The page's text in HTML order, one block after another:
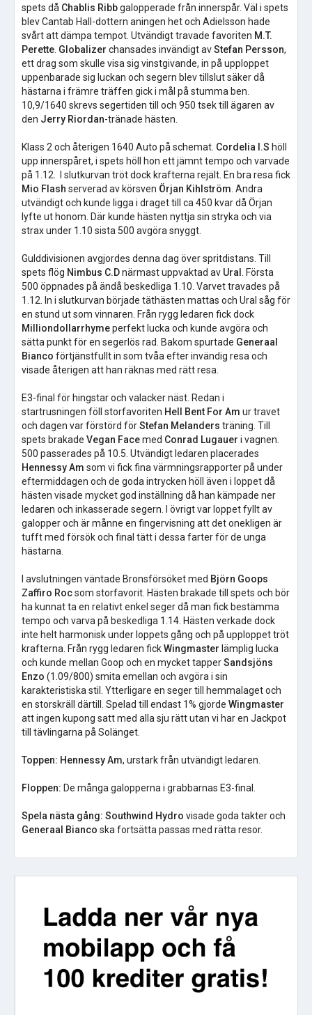
spets då Chablis Ribbgalopperade från innerspår. Väl i spets
blev Cantab Hall-dottern aningen het och Adielsson hade
svårt att dämpa tempot. Utvändigt travade favoriten M.T.
Perette Globalizer chansades invändigt avStefan Persson,
ett drag som skulle visa sig vinstgivande, in på upploppet
uppenbarade sig luckan och segern blev tillslut säker då
hästarna i främre träffen gick i mål på stumma ben.
10,9/1640 skrevs segertiden till och 950 tsek till ägaren av
den Jerry Riordan-tränade hästen.
Klass 2 och återigen 1640 Auto på schemat. Cordelia I.S höll
upp innerspåret, i spets höll hon ett jämnt tempo och varvade
på 1.12. I slutkurvan tröt dock krafterna rejält. En bra resa fick
Mio Flash serverad av körsven Örjan Kihlström . Andra
utvändigt och kunde ligga i draget till ca 450 kvar då Örjan
lyfte ut honom. Där kunde hästen nyttja sin stryka och via
strax under 1.10 sista 500 avgöra snyggt.
Gulddivisionen avgjordes denna dag över spritdistans. Till
spets flög Nimbus C.Dnärmast uppvaktad av Ural
. Första
500 öppnades på ändå beskedliga 1.10. Varvet travades på
1.12. In i slutkurvan började täthästen mattas och Ural såg för
en stund ut som vinnaren. Från rygg ledaren fick dock
Milliondollarrhymeperfekt lucka och kunde avgöra och
sätta punkt för en segerlös rad. Bakom spurtade Generaal
Bianco förtjänstfullt in som tvåa efter invändig resa och
visade återigen att han räknas med rätt resa.
E3-final för hingstar och valacker näst. Redan i
startrusningen föll storfavoriten Hell Bent For Am ur travet
och dagen var förstörd förStefan Melanders träning. Till
spets brakade Vegan Facemed Conrad Lugauer i vagnen.
500 passerades på 10.5. Utvändigt ledaren placerades
Hennessy Am som vi fick fina värmningsrapporter på under
eftermiddagen och de goda intrycken höll även i loppet då
hästen visade mycket god inställning då han kämpade ner
ledaren och inkasserade segern. I övrigt var loppet fyllt av
galopper och är månne en fingervisning att det onekligen är
tufft med försök och final tätt i dessa farter för de unga
hästarna.
I avslutningen väntade Bronsförsöket med Björn Goops
Zaffiro Rocsom storfavorit. Hästen brakade till spets och bör
ha kunnat ta en relativt enkel seger då man fick bestämma
tempo och varva på beskedliga 1.14. Hästen verkade dock
inte helt harmonisk under loppets gång och på upploppet tröt
krafterna. Från rygg ledaren fickWingmaster lämplig lucka
och kunde mellan Goop och en mycket tapperSandsjöns
Enzo (1.09/800) smita emellan och avgöra i sin
karakteristiska stil. Ytterligare en seger till hemmalaget och
en storskräll därtill. Spelad till endast 1% gjorde Wingmaster
att ingen kupong satt med alla sju rätt utan vi har en Jackpot
till tävlingarna på Solänget.
Toppen: Hennessy Am, urstark från utvändigt ledaren.
Floppen: De många galopperna i grabbarnas E3-final.
Spela nästa gång: Southwind Hydro visade goda takter och
Generaal Bianco ska fortsätta passas med rätta resor.